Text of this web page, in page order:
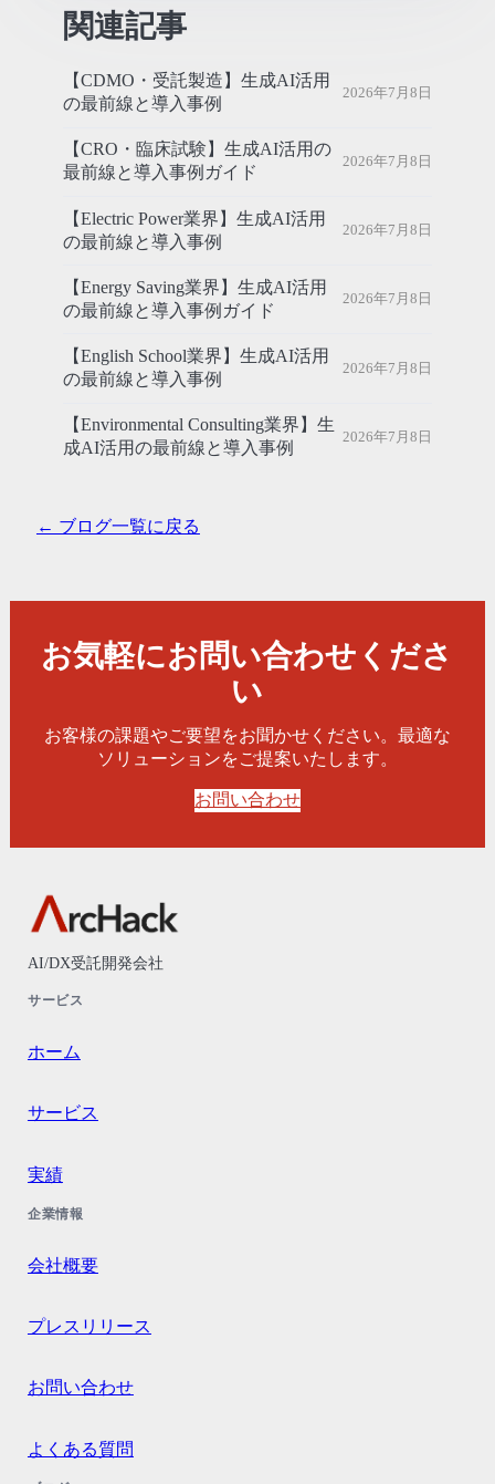
関連記事
【CDMO・受託製造】生成AI活用
の最前線と導入事例
2026年7月8日
【CRO・臨床試験】生成AI活用の
最前線と導入事例ガイド
2026年7月8日
【Electric Power業界】生成AI活用
の最前線と導入事例
2026年7月8日
【Energy Saving業界】生成AI活用
の最前線と導入事例ガイド
2026年7月8日
【English School業界】生成AI活用
の最前線と導入事例
2026年7月8日
【Environmental Consulting業界】生
成AI活用の最前線と導入事例
2026年7月8日
← ブログ一覧に戻る
お気軽にお問い合わせくださ
い
お客様の課題やご要望をお聞かせください。最適な
ソリューションをご提案いたします。
お問い合わせ
AI/DX受託開発会社
サービス
ホーム
サービス
実績
企業情報
会社概要
プレスリリース
お問い合わせ
よくある質問